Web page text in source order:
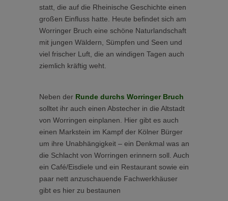
statt, die auf die Rheinische Geschichte einen
großen Einfluss hatte. Heute befindet sich am
Worringer Bruch eine schöne Naturlandschaft
mit jungen Wäldern, Sümpfen und Seen und
viel frischer Luft, die an windigen Tagen auch
ziemlich kräftig weht.
Neben der Runde durchs Worringer Bruch
solltet ihr auch einen Abstecher in die Altstadt
von Worringen einplanen. Hier gibt es auch
einen Markstein im Kampf der Kölner Bürger
um ihre Unabhängigkeit – ein Denkmal was an
die Schlacht von Worringen erinnern soll. Auch
ein Café/Eisdiele und ein Restaurant sowie ein
paar nett anzuschauende Fachwerkhäuser
gibt es hier zu bestaunen